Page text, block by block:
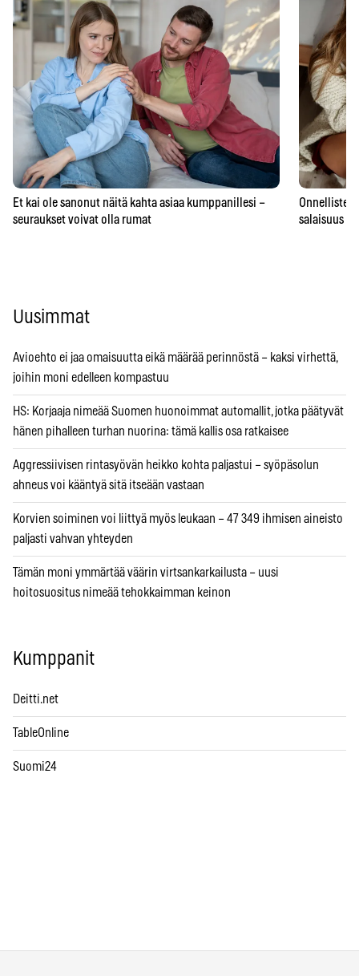
Et kai ole sanonut näitä kahta asiaa kumppanillesi –
seuraukset voivat olla rumat
Onnellisten
salaisuus –
Uusimmat
Avioehto ei jaa omaisuutta eikä määrää perinnöstä – kaksi virhettä,
joihin moni edelleen kompastuu
HS: Korjaaja nimeää Suomen huonoimmat automallit, jotka päätyvät
hänen pihalleen turhan nuorina: tämä kallis osa ratkaisee
Aggressiivisen rintasyövän heikko kohta paljastui – syöpäsolun
ahneus voi kääntyä sitä itseään vastaan
Korvien soiminen voi liittyä myös leukaan – 47 349 ihmisen aineisto
paljasti vahvan yhteyden
Tämän moni ymmärtää väärin virtsankarkailusta – uusi
hoitosuositus nimeää tehokkaimman keinon
Kumppanit
Deitti.net
TableOnline
Suomi24